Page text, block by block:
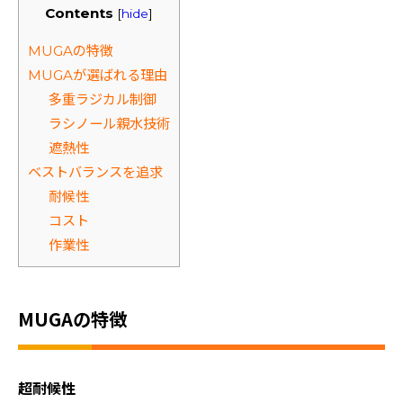
Contents [hide]
MUGAの特徴
MUGAが選ばれる理由
多重ラジカル制御
ラシノール親水技術
遮熱性
ベストバランスを追求
耐候性
コスト
作業性
MUGAの特徴
超耐候性